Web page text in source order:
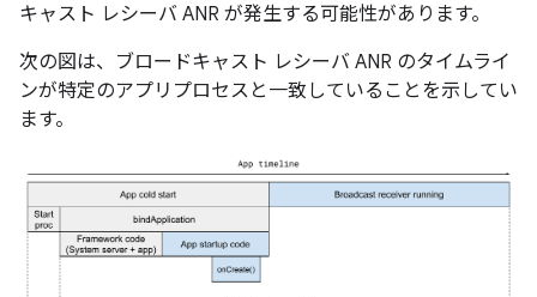
キャスト レシーバ ANR が発生する可能性があります。
次の図は、ブロードキャスト レシーバ ANR のタイムライ
ンが特定のアプリプロセスと一致していることを示してい
ます。